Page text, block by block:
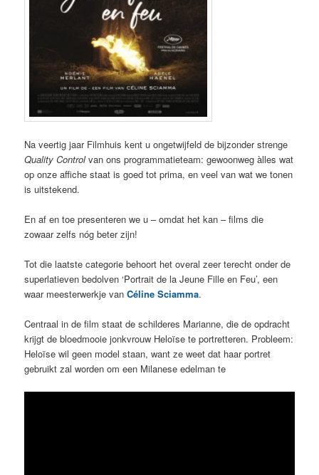
Na veertig jaar Filmhuis kent u ongetwijfeld de bijzonder strenge
Quality Controlvan ons programmatieteam: gewoonweg àlles wat
op onze affiche staat is goed tot prima, en veel van wat we tonen
is uitstekend.
En af en toe presenteren we u – omdat het kan – films die
zowaar zelfs nóg beter zijn!
Tot die laatste categorie behoort het overal zeer terecht onder de
superlatieven bedolven ‘Portrait de la Jeune Fille en Feu’, een
waar meesterwerkje vanCéline Sciamma.
Centraal in de film staat de schilderes Marianne, die de opdracht
krijgt de bloedmooie jonkvrouw Heloïse te portretteren. Probleem:
Heloïse wil geen model staan, want ze weet dat haar portret
gebruikt zal worden om een Milanese edelman te